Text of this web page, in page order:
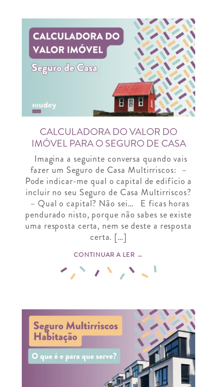
CALCULADORA DO VALOR DO
IMÓVEL PARA O SEGURO DE CASA
Imagina a seguinte conversa quando vais
fazer um Seguro de Casa Multirriscos: –
Pode indicar-me qual o capital de edifício a
incluir no seu Seguro de Casa Multirriscos?
– Qual o capital? Não sei… E ficas horas
pendurado nisto, porque não sabes se existe
uma resposta certa, nem se deste a resposta
certa. […]
CONTINUAR A LER →